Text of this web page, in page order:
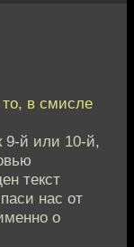
в смисле
9-й или 10-й,
текст
нас от
о